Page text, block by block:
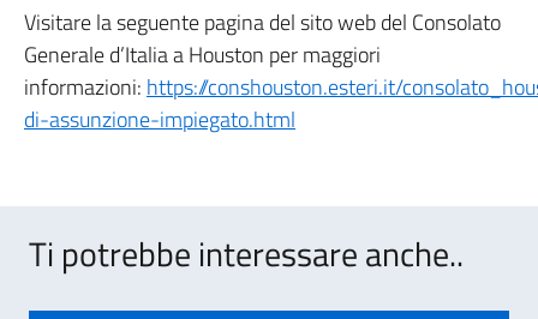
Visitare la seguente pagina del sito web del Consolato
Generale d’Italia a Houston per maggiori
informazioni: https://conshouston.esteri.it/
di-assunzione-impiegato.html
Ti potrebbe interessare anche..